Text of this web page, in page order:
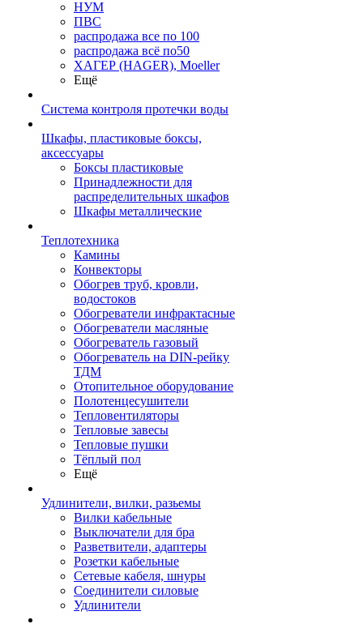
НУМ
ПВС
распродажа все по 100
распродажа всё по50
ХАГЕР (HAGER), Moeller
Ещё
Система контроля протечки воды
Шкафы, пластиковые боксы,
аксессуары
Боксы пластиковые
Принадлежности для
распределительных шкафов
Шкафы металлические
Теплотехника
Камины
Конвекторы
Обогрев труб, кровли,
водостоков
Обогреватели инфрактасные
Обогреватели масляные
Обогреватель газовый
Обогреватель на DIN-рейку
ТДМ
Отопительное оборудование
Полотенцесушители
Тепловентиляторы
Тепловые завесы
Тепловые пушки
Тёплый пол
Ещё
Удлинители, вилки, разьемы
Вилки кабельные
Выключатели для бра
Разветвители, адаптеры
Розетки кабельные
Сетевые кабеля, шнуры
Соединители силовые
Удлинители